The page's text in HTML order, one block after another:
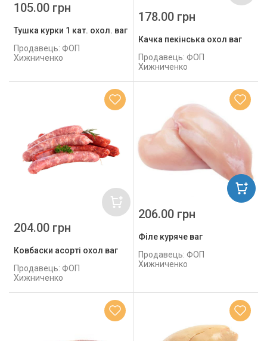
Тушка курки 1 кат. охол. ваг
Продавець: ФОП
Хижниченко
105.00 грн
Качка пекінська охол ваг
Продавець: ФОП
Хижниченко
178.00 грн
Ковбаски асорті охол ваг
Продавець: ФОП
Хижниченко
204.00 грн
Філе куряче ваг
Продавець: ФОП
Хижниченко
206.00 грн